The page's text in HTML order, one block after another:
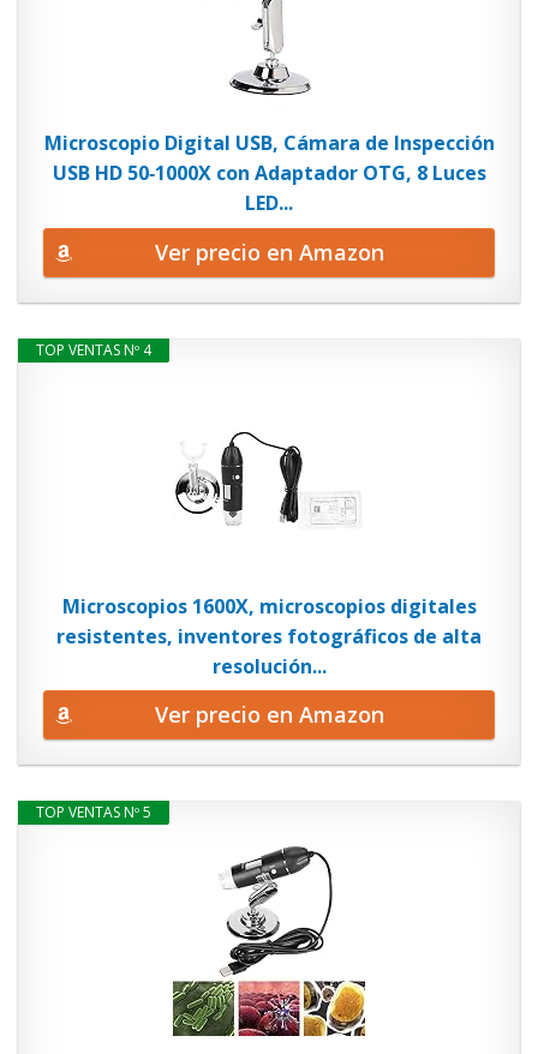
Microscopio Digital USB, Cámara de Inspección
USB HD 50‑1000X con Adaptador OTG, 8 Luces
LED...
Ver precio en Amazon
TOP VENTAS Nº 4
Microscopios 1600X, microscopios digitales
resistentes, inventores fotográficos de alta
resolución...
Ver precio en Amazon
TOP VENTAS Nº 5